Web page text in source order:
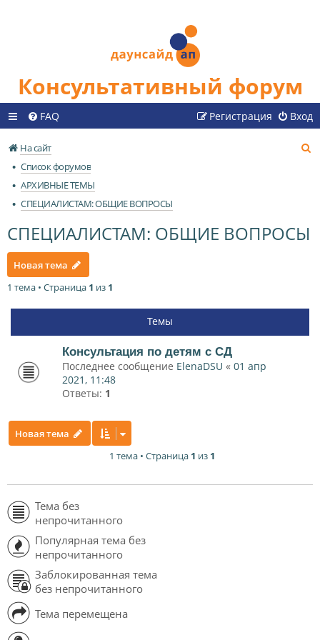
Консультативный форум
FAQ Вход
Регистрация
На сайт
Список форумов
АРХИВНЫЕ ТЕМЫ
СПЕЦИАЛИСТАМ: ОБЩИЕ ВОПРОСЫ
СПЕЦИАЛИСТАМ: ОБЩИЕ ВОПРОСЫ
Новая тема
1 тема • Страница 1 из 1
Темы
Консультация по детям с СД
Последнее сообщение ElenaDSU « 01 апр
2021, 11:48
Ответы: 1
Новая тема
1 тема • Страница 1 из 1
Тема без
непрочитанного
Популярная тема без
непрочитанного
Заблокированная тема
без непрочитанного
Тема перемещена